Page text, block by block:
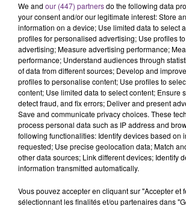
0h26
0h26
LEWIS CAPALDI
Wish You The Best
0h23
0h23
0h20
0h20 0h15
0h15
We and our (447) partnersdo the following data
your consent and/or our legitimate interest: Store
information on a device; Use limited data to select
profiles for personalised advertising; Use profiles
advertising; Measure advertising performance;
performance; Understand audiences through
of data from different sources; Develop and
profiles to personalise content; Use profiles to
content; Use limited data to select content; Ensure
detect fraud, and fix errors; Deliver and present
Save and communicate privacy choices. These
process personal data such as IP address and
following functionalities: Identify devices based on
requested; Use precise geolocation data; Match
other data sources; Link different devices; Identify
information transmitted automatically.
Vous pouvez accepter en cliquant sur "Accepter et
sélectionnant les finalités et/ou partenaires dans